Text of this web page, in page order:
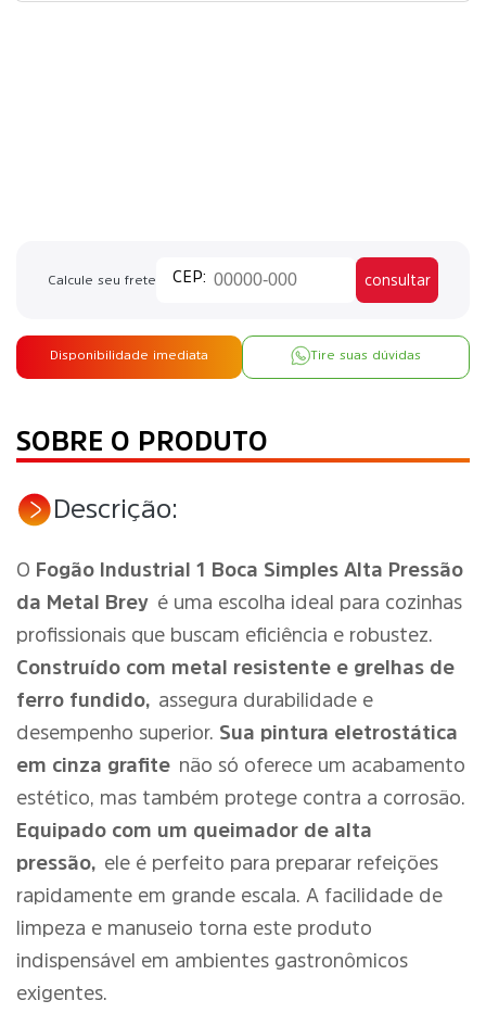
Calcule seu frete consultar
Disponibilidade imediata Tire suas dúvidas
SOBRE O PRODUTO
Descrição:
O Fogão Industrial 1 Boca Simples Alta Pressão
da Metal Brey é uma escolha ideal para cozinhas
profissionais que buscam eficiência e robustez.
Construído com metal resistente e grelhas de
ferro fundido, assegura durabilidade e
desempenho superior. Sua pintura eletrostática
em cinza grafite não só oferece um acabamento
estético, mas também protege contra a corrosão.
Equipado com um queimador de alta
pressão, ele é perfeito para preparar refeições
rapidamente em grande escala. A facilidade de
limpeza e manuseio torna este produto
indispensável em ambientes gastronômicos
exigentes.